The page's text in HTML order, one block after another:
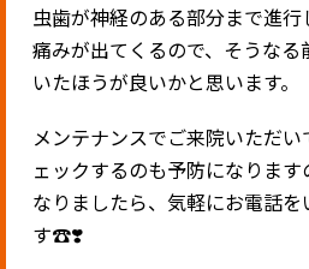
虫歯が神経のある部分まで進
痛みが出てくるので、そうな
いたほうが良いかと思います。
メンテナンスでご来院いただ
ェックするのも予防になりま
なりましたら、気軽にお電話
す☎️❣️